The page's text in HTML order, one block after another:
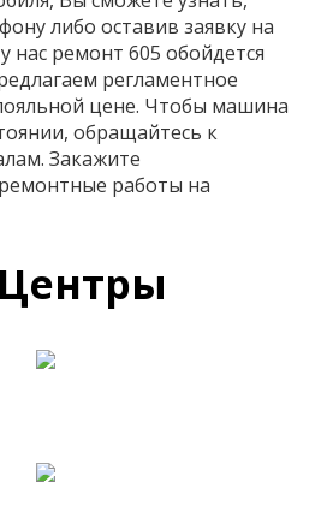
либо оставив заявку на
нас ремонт 605 обойдется
регламентное
цене. Чтобы машина
обращайтесь к
Закажите
работы на